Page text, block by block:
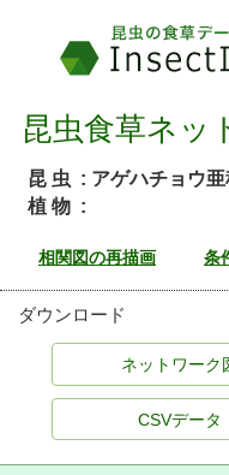
昆虫食草ネッ
昆 虫 : アゲハチョウ亜
植 物 :
ダウンロード
CSVデータ